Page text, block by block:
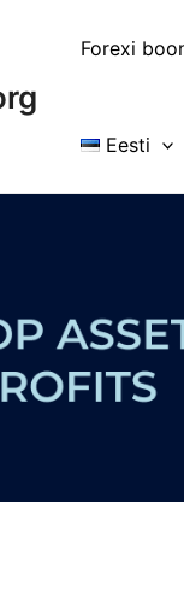
Forexi
Eesti